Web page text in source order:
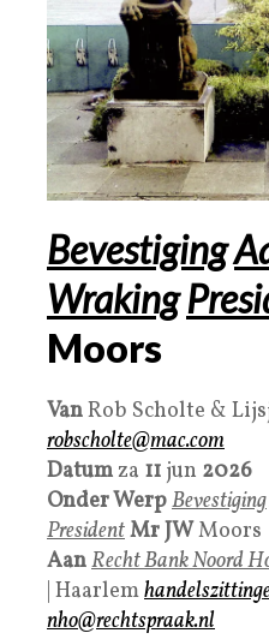
Bevestiging
Wraking
Moors
VanRob Scholte &
robscholte@mac.com
Datumza 11 jun 2026
Onder WerpBevestiging
PresidentMr JWMoors
AanRecht BankNoord
| Haarlem
nho@rechtspraak.nl